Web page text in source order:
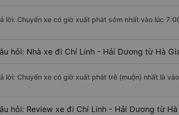
lời: Chuyến xe có giờ xuất phát sớm nhất vào lúc
hỏi: Nhà xe đi Chí Linh - Hải Dương từ Hà
lời: Chuyến xe có giờ xuất phát trễ (muộn) nhất là
hỏi: Review xe đi Chí Linh - Hải Dương từ